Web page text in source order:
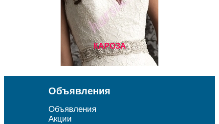
КАРОЗА
Объявления
Объявления
Акции